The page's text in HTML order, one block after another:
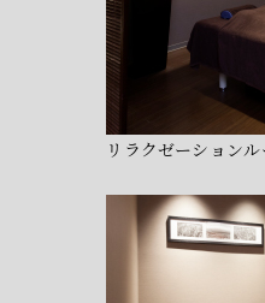
リラクゼーションル